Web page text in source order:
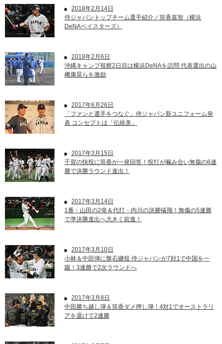
2018年2月14日
侍ジャパントップチーム選手紹介／筒香嘉智（横浜
DeNAベイスターズ）
2018年2月6日
沖縄キャンプ視察2日目は横浜DeNAを訪問 代表選出の山
﨑康晃らを激励
2017年6月26日
「ファンと選手をつなぐ」侍ジャパン新ユニフォーム発
表 コンセプトは「伝統美」
2017年3月15日
千賀の快投に筒香が一発回答！投打が噛み合い無傷の6連
勝で決勝ラウンド進出！
2017年3月14日
1番・山田の2発＆代打・内川の決勝犠飛！無傷の5連勝
で準決勝進出へ大きく前進！
2017年3月10日
小林＆中田弾に盤石継投 侍ジャパンが7対1で中国を一
蹴！3連勝で2次ラウンドへ
2017年3月8日
中田勝ち越し弾＆筒香ダメ押し弾！4対1でオーストラリ
アを退けて2連勝